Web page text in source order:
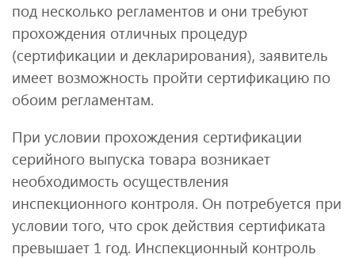
под несколько регламентов и они требуют
прохождения отличных процедур
(сертификации и декларирования), заявитель
имеет возможность пройти сертификацию по
обоим регламентам.
При условии прохождения сертификации
серийного выпуска товара возникает
необходимость осуществления
инспекционного контроля. Он потребуется при
условии того, что срок действия сертификата
превышает 1 год. Инспекционный контроль